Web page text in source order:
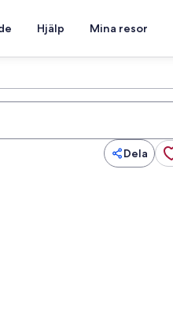
Hjälp Mina resor
Dela